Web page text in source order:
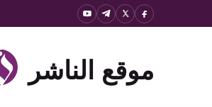
موقع الناشر